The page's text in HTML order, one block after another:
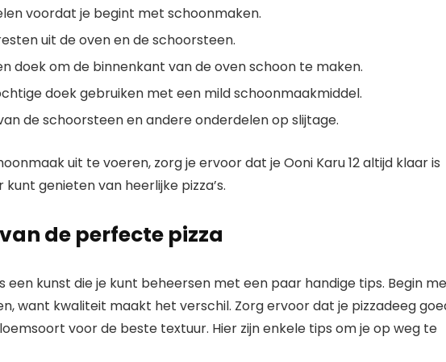
voordat je begint met schoonmaken.
uit de oven en de schoorsteen.
doek om de binnenkant van de oven schoon te maken.
doek gebruiken met een mild schoonmaakmiddel.
de schoorsteen en andere onderdelen op slijtage.
uit te voeren, zorg je ervoor dat je Ooni Karu 12 altijd klaar is
genieten van heerlijke pizza’s.
de perfecte pizza
een kunst die je kunt beheersen met een paar handige tips. Begin
want kwaliteit maakt het verschil. Zorg ervoor dat je pizzadeeg
voor de beste textuur. Hier zijn enkele tips om je op weg te